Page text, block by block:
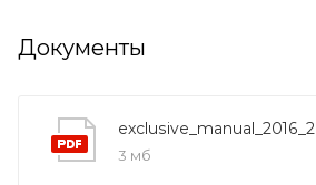
Документы
exclusive_manual_2016_2
3 мб